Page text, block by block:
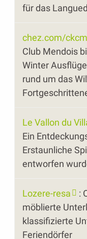
für das
chez.com/
Club Mendois
Winter
rund um das
Le Vallon du
Ein
Erstaunliche
entworfen
Lozere-resa
:
möblierte
klassifizierte
Feriendörfer